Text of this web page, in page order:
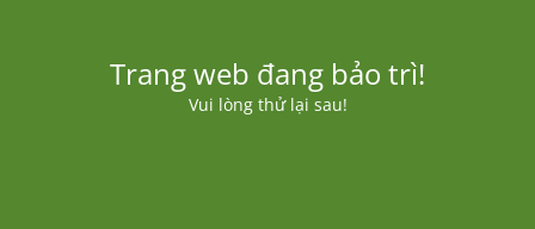
Trang web đang bảo trì!
Vui lòng thử lại sau!